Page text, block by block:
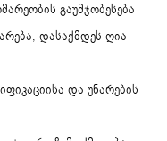
გაუმჯობესება
დასაქმდეს ღია
და უნარების